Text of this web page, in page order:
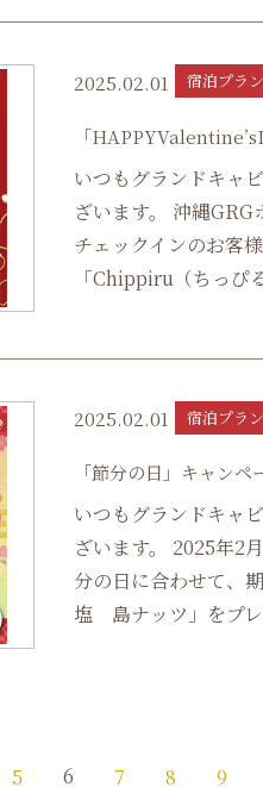
2025.02.01 宿泊プラ
「
いつもグランドキャ
ざいます。 沖縄
チェックインのお客
「Chippiru（ちっぴ
2025.02.01 宿泊プラ
「節分の日」キャンペ
いつもグランドキャ
ざいます。 2025年2
分の日に合わせて、
塩 島ナッツ」をプ
5 6 7 8 9